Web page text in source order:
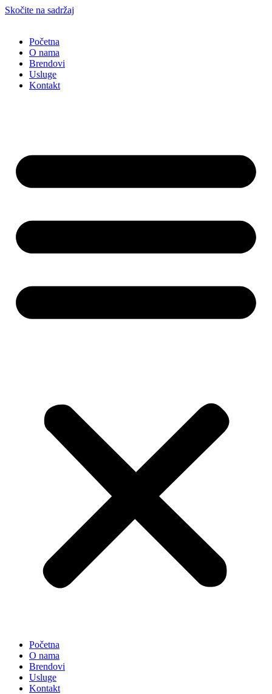
Skočite na sadržaj
Početna
O nama
Brendovi
Usluge
Kontakt
Početna
O nama
Brendovi
Usluge
Kontakt